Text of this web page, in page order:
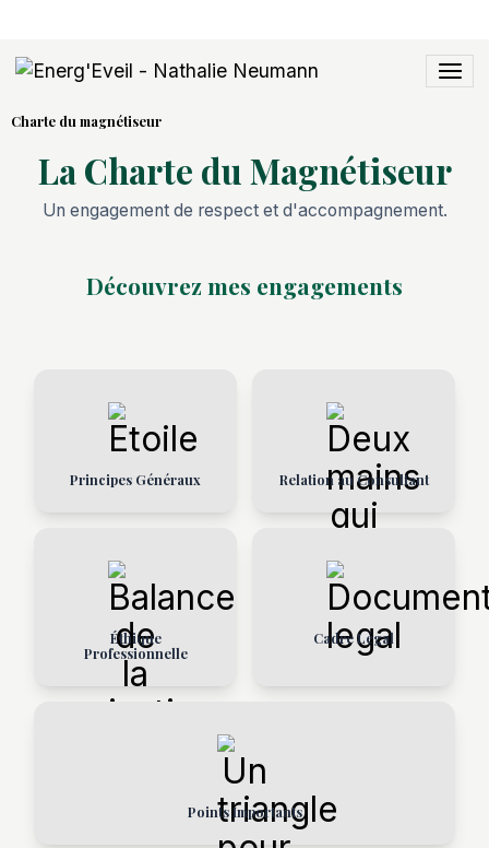
Charte du magnétiseur
La Charte du Magnétiseur
Un engagement de respect et d'accompagnement.
Découvrez mes engagements
Principes Généraux Relation au Consultant
Éthique
Professionnelle
Cadre Légal
Points Importants